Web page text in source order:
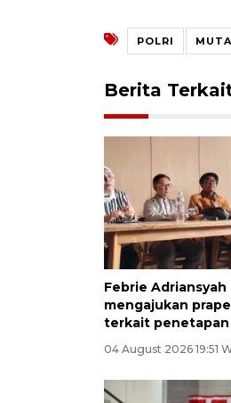
POLRI
Berita
Febrie Adriansyah
mengajukan
terkait
04 August 2026 19:51